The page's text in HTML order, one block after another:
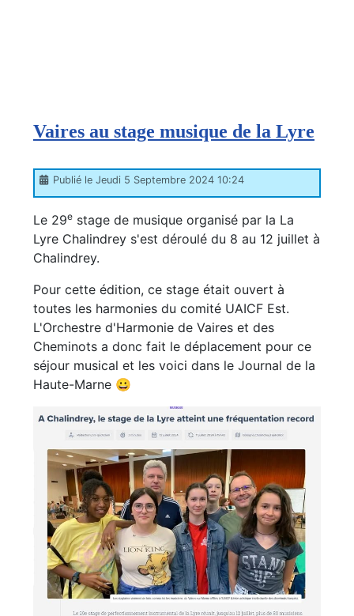
Vaires au stage musique de la Lyre
Publié le Jeudi 5 Septembre 2024 10:24
Le 29e stage de musique organisé par la La
Lyre Chalindrey s'est déroulé du 8 au 12 juillet à
Chalindrey.
Pour cette édition, ce stage était ouvert à
toutes les harmonies du comité UAICF Est.
L'Orchestre d'Harmonie de Vaires et des
Cheminots a donc fait le déplacement pour ce
séjour musical et les voici dans le Journal de la
Haute-Marne 😀